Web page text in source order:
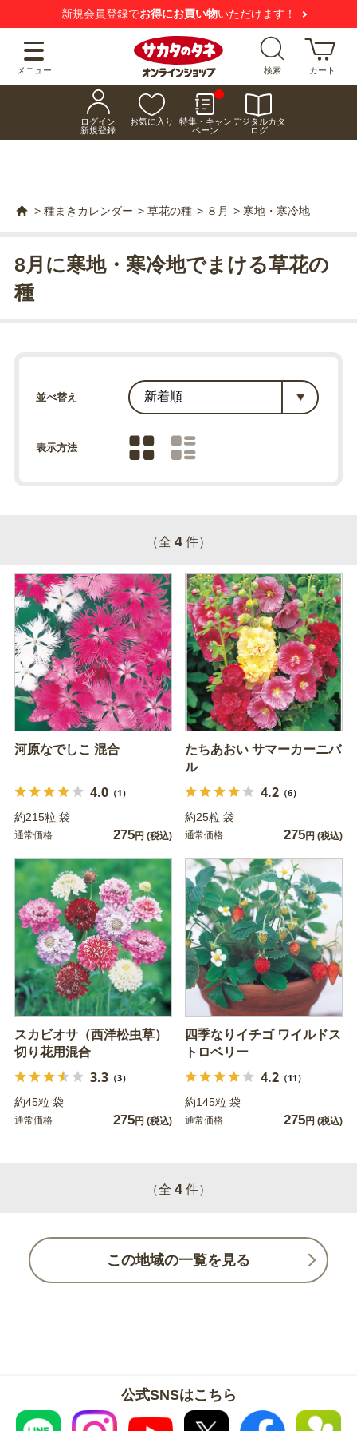
新規会員登録でお得にお買い物いただけます！
メニュー 検索 カート
ログイン
新規登録
お気に入り
特集・キャン
ペーン
デジタルカタ
ログ
> 種まきカレンダー > 草花の種 > ８月 > 寒地・寒冷地
8月に寒地・寒冷地でまける草花の
種
並べ替え
表示方法
（全 4 件）
河原なでしこ 混合
4.0（1）
約215粒 袋
通常価格 275円 (税込)
たちあおい サマーカーニバ
ル
4.2（6）
約25粒 袋
通常価格 275円 (税込)
スカビオサ（西洋松虫草）
切り花用混合
3.3（3）
約45粒 袋
通常価格 275円 (税込)
四季なりイチゴ ワイルドス
トロベリー
4.2（11）
約145粒 袋
通常価格 275円 (税込)
（全 4 件）
この地域の一覧を見る
公式SNSはこちら